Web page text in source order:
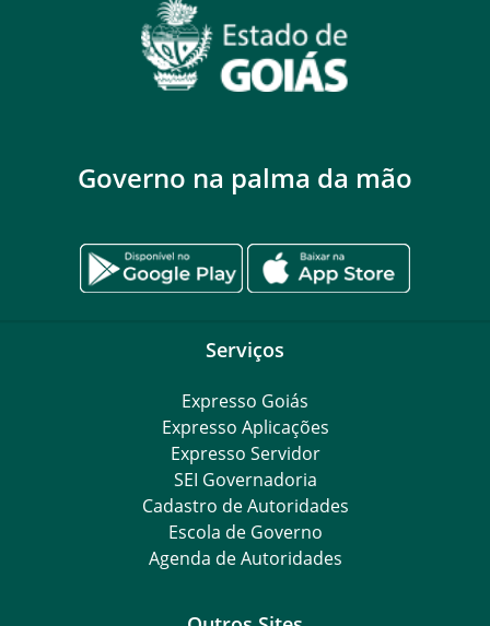
Governo na palma da mão
Serviços
Expresso Goiás
Expresso Aplicações
Expresso Servidor
SEI Governadoria
Cadastro de Autoridades
Escola de Governo
Agenda de Autoridades